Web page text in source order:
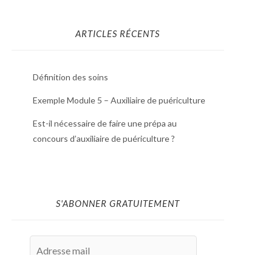
ARTICLES RÉCENTS
Définition des soins
Exemple Module 5 – Auxiliaire de puériculture
Est-il nécessaire de faire une prépa au
concours d’auxiliaire de puériculture ?
S'ABONNER GRATUITEMENT